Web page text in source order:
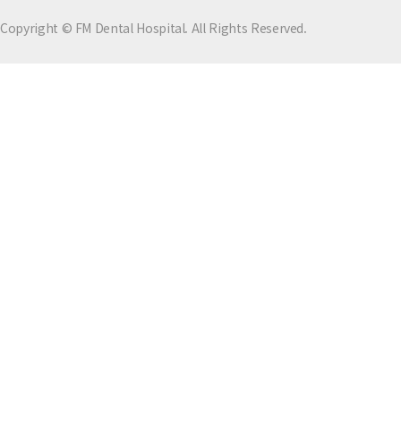
Copyright © FM Dental Hospital. All Rights Reserved.